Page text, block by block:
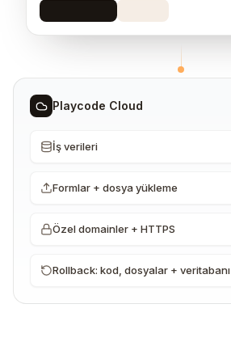
Playcode Cloud
İş verileri
Formlar + dosya yükleme
Özel domainler + HTTPS
Rollback: kod, dosyalar + veritabanı